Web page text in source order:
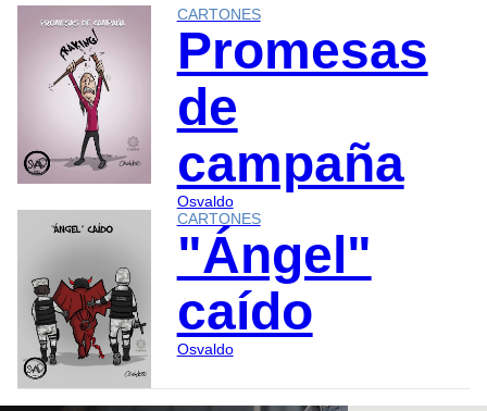
CARTONES
Promesas
de
campaña
Osvaldo
CARTONES
"Ángel"
caído
Osvaldo